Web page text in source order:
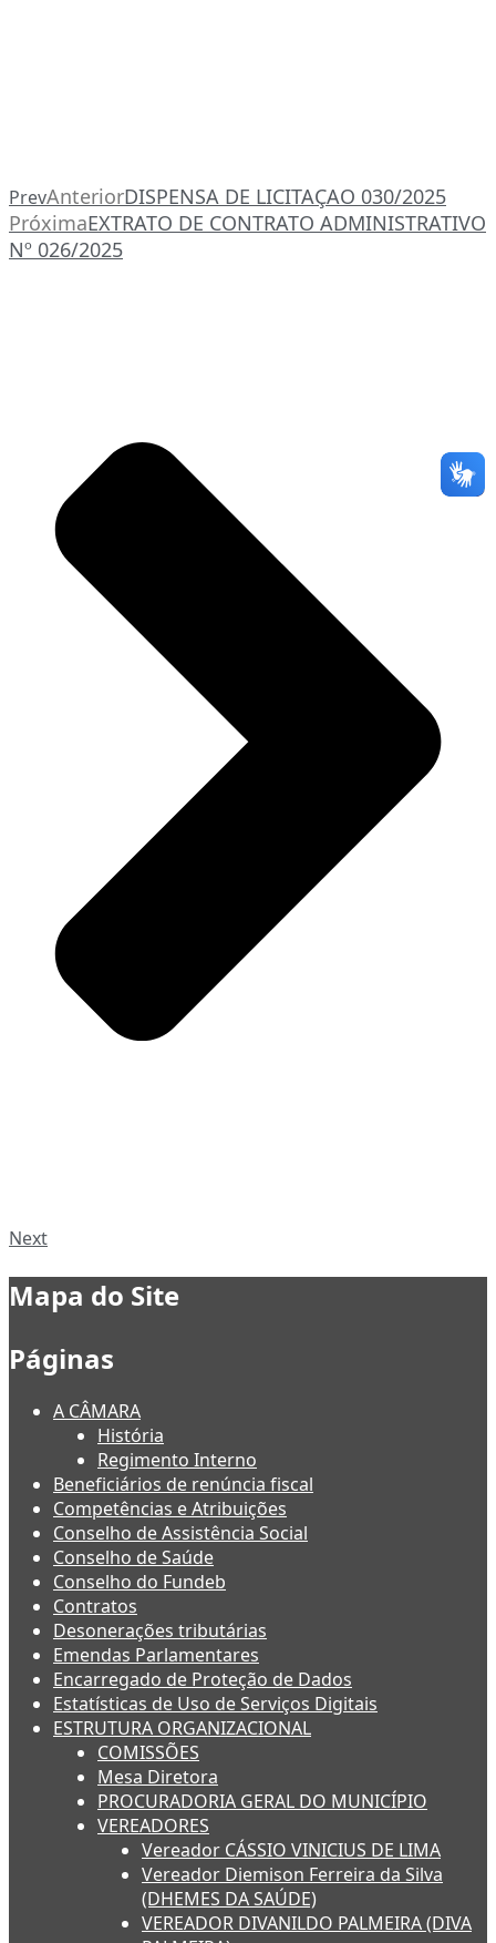
PrevAnteriorDISPENSA DE LICITAÇAO 030/2025
PróximaEXTRATO DE CONTRATO ADMINISTRATIVO
Nº 026/2025
Next
Mapa do Site
Páginas
A CÂMARA
História
Regimento Interno
Beneficiários de renúncia fiscal
Competências e Atribuições
Conselho de Assistência Social
Conselho de Saúde
Conselho do Fundeb
Contratos
Desonerações tributárias
Emendas Parlamentares
Encarregado de Proteção de Dados
Estatísticas de Uso de Serviços Digitais
ESTRUTURA ORGANIZACIONAL
COMISSÕES
Mesa Diretora
PROCURADORIA GERAL DO MUNICÍPIO
VEREADORES
Vereador CÁSSIO VINICIUS DE LIMA
Vereador Diemison Ferreira da Silva
(DHEMES DA SAÚDE)
VEREADOR DIVANILDO PALMEIRA (DIVA